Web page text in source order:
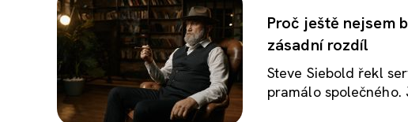
Proč ještě nejsem
zásadní rozdíl
Steve Siebold řekl
pramálo společného.